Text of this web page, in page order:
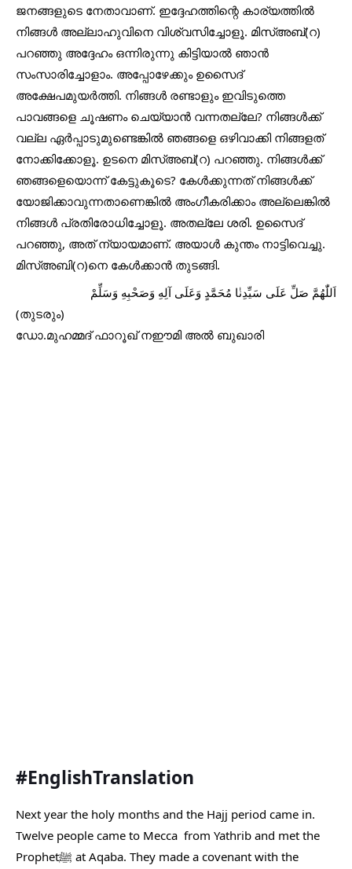
ജനങ്ങളുടെ നേതാവാണ്. ഇദ്ദേഹത്തിന്റെ കാര്യത്തിൽ
നിങ്ങൾ അല്ലാഹുവിനെ വിശ്വസിച്ചോളൂ. മിസ്അബ്(റ)
പറഞ്ഞു അദ്ദേഹം ഒന്നിരുന്നു കിട്ടിയാൽ ഞാൻ
സംസാരിച്ചോളാം. അപ്പോഴേക്കും ഉസൈദ്
അക്ഷേപമുയർത്തി. നിങ്ങൾ രണ്ടാളും ഇവിടുത്തെ
പാവങ്ങളെ ചൂഷണം ചെയ്യാൻ വന്നതല്ലേ? നിങ്ങൾക്ക്
വല്ല ഏർപ്പാടുമുണ്ടെങ്കിൽ ഞങ്ങളെ ഒഴിവാക്കി നിങ്ങളത്
നോക്കിക്കോളൂ. ഉടനെ മിസ്അബ്(റ) പറഞ്ഞു. നിങ്ങൾക്ക്
ഞങ്ങളെയൊന്ന് കേട്ടുകൂടെ? കേൾക്കുന്നത് നിങ്ങൾക്ക്
യോജിക്കാവുന്നതാണെങ്കിൽ അംഗീകരിക്കാം അല്ലെങ്കിൽ
നിങ്ങൾ പ്രതിരോധിച്ചോളൂ. അതല്ലേ ശരി. ഉസൈദ്
പറഞ്ഞു, അത് ന്യായമാണ്. അയാൾ കുന്തം നാട്ടിവെച്ചു.
മിസ്അബി(റ)നെ കേൾക്കാൻ തുടങ്ങി.
اَللّٰهُمَّ صَلِّ عَلَى سَيِّدِنٰا مُحَمَّدٍ وَعَلَى آلِهِ وَصَحْبِهِ وَسَلِّمْ
(തുടരും)
ഡോ.മുഹമ്മദ്‌ ഫാറൂഖ് നഈമി അൽ ബുഖാരി
#EnglishTranslation
Next year the holy months and the Hajj period came in.
Twelve people came to Mecca  from Yathrib and met the
Prophetﷺ at Aqaba. They made a covenant with the